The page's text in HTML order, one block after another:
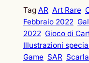
Tag AR Art Rare
Febbraio 2022
2022 Gioco di
Illustrazioni
Game SAR